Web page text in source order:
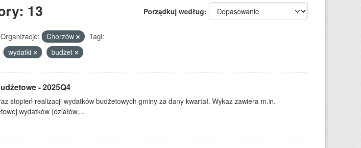
Porządkuj według
13
Organizacje: Chorzów
Tagi:
wydatki budżet
- 2025Q4
stopień realizacji wydatków budżetowych gminy za dany kwartał. Wykaz zawiera m.in.
wydatków (działów,...